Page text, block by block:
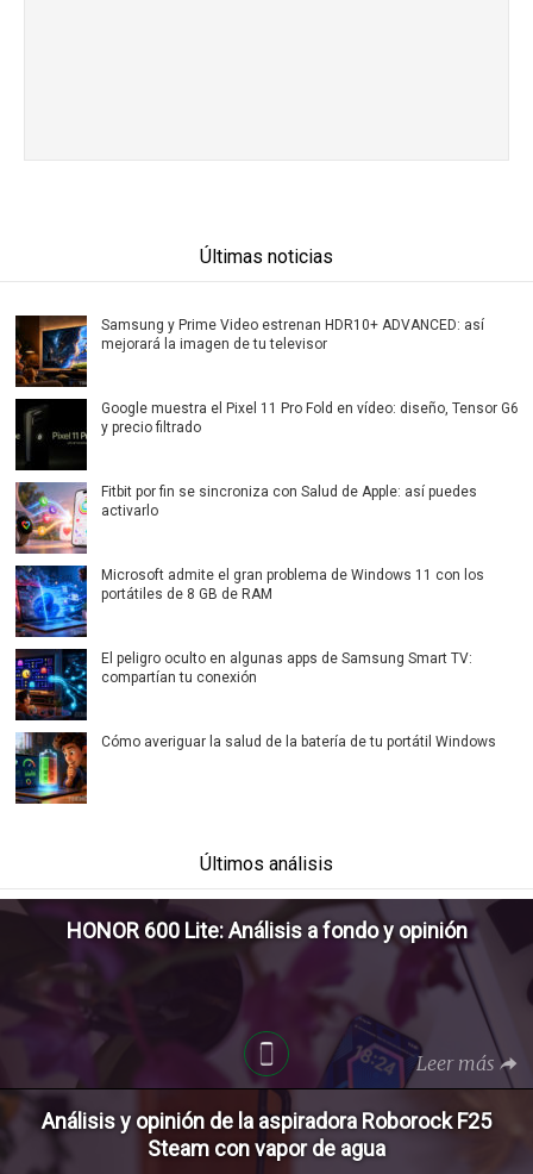
Últimas noticias
Samsung y Prime Video estrenan HDR10+ ADVANCED: así
mejorará la imagen de tu televisor
Google muestra el Pixel 11 Pro Fold en vídeo: diseño, Tensor G6
y precio filtrado
Fitbit por fin se sincroniza con Salud de Apple: así puedes
activarlo
Microsoft admite el gran problema de Windows 11 con los
portátiles de 8 GB de RAM
El peligro oculto en algunas apps de Samsung Smart TV:
compartían tu conexión
Cómo averiguar la salud de la batería de tu portátil Windows
Últimos análisis
HONOR 600 Lite: Análisis a fondo y opinión
Leer más
Análisis y opinión de la aspiradora Roborock F25
Steam con vapor de agua